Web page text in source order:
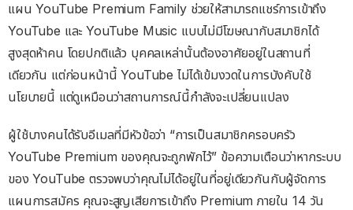
แผน YouTube Premium Family ช่วยให้สามารถแชร์การเข้าถึง
YouTube และ YouTube Music แบบไม่มีโฆษณากับสมาชิกได้
สูงสุดห้าคน โดยปกติแล้ว บุคคลเหล่านั้นต้องอาศัยอยู่ในสถานที่
เดียวกัน แต่ก่อนหน้านี้ YouTube ไม่ได้เข้มงวดในการบังคับใช้
นโยบายนี้ แต่ดูเหมือนว่าสถานการณ์นี้กำลังจะเปลี่ยนแปลง
ผู้ใช้บางคนได้รับอีเมลที่มีหัวข้อว่า “การเป็นสมาชิกครอบครัว
YouTube Premium ของคุณจะถูกพักไว้” ข้อความเตือนว่าหากระบบ
ของ YouTube ตรวจพบว่าคุณไม่ได้อยู่ในที่อยู่เดียวกันกับผู้จัดการ
แผนการสมัคร คุณจะสูญเสียการเข้าถึง Premium ภายใน 14 วัน